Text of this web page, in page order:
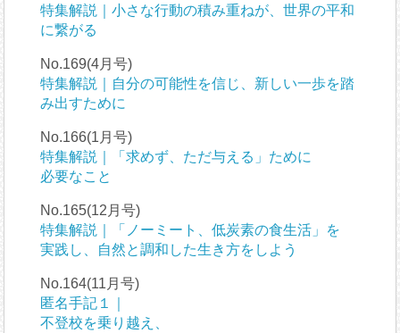
特集解説｜小さな行動の積み重ねが、世界の平和
に繋がる
No.169(4月号)
特集解説｜自分の可能性を信じ、新しい一歩を踏
み出すために
No.166(1月号)
特集解説｜「求めず、ただ与える」ために
必要なこと
No.165(12月号)
特集解説｜「ノーミート、低炭素の食生活」を
実践し、自然と調和した生き方をしよう
No.164(11月号)
匿名手記１｜
不登校を乗り越え、